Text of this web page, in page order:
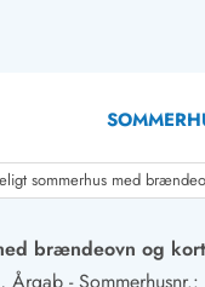
sommerhus med
brændeovn og